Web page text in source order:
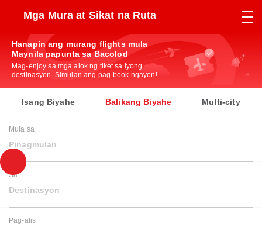
Mga Mura at Sikat na Ruta
Hanapin ang murang flights mula
Maynila papunta sa Bacolod
Mag-enjoy sa mga alok ng tiket sa iyong
destinasyon. Simulan ang pag-book ngayon!
Isang Biyahe Balikang Biyahe Multi-city
Mula sa
Pinagmulan
Sa
Destinasyon
Pag-alis